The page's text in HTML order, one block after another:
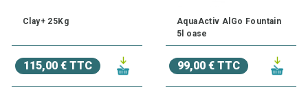
Clay+ 25Kg
115,00 € TTC
AquaActiv AlGo Fountain
5l oase
99,00 € TTC